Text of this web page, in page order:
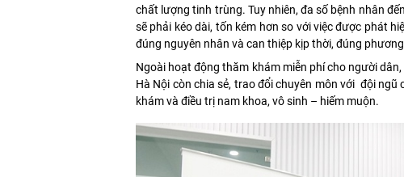
chất lượng tinh trùng. Tuy nhiên, đa số bệnh nhân
sẽ phải kéo dài, tốn kém hơn so với việc được phát
đúng nguyên nhân và can thiệp kịp thời, đúng
Ngoài hoạt động thăm khám miễn phí cho người
Hà Nội còn chia sẻ, trao đổi chuyên môn với đội
khám và điều trị nam khoa, vô sinh – hiếm muộn.